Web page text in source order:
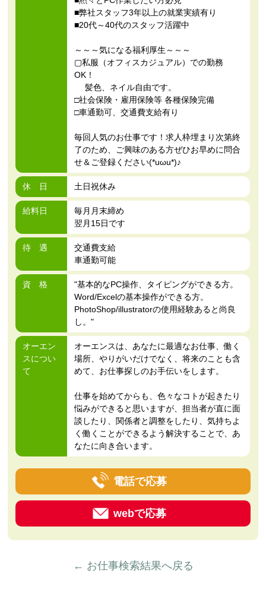
■弊社スタッフ3年以上の就業実績有り
■20代～40代のスタッフ活躍中
～～～気になる福利厚生～～～
▢私服（オフィスカジュアル）での勤務
OK！
髪色、ネイル自由です。
□社会保険・雇用保険等 各種保険完備
□車通勤可、交通費支給有り
毎回人気のお仕事です！求人枠埋まり次第終
了のため、ご興味のある方ぜひお早めに問合
せ＆ご登録ください(*uωu*)♪
休 日 土日祝休み
給料日
毎月月末締め
翌月15日です
待 遇
交通費支給
車通勤可能
資 格
"基本的なPC操作、タイピングができる方。
Word/Excelの基本操作ができる方。
PhotoShop/illustratorの使用経験あると尚良
し。"
オーエン
スについ
て
オーエンスは、あなたに最適なお仕事、働く
場所、やりがいだけでなく、将来のことも含
めて、お仕事探しのお手伝いをします。
仕事を始めてからも、色々なコトが起きたり
悩みができると思いますが、担当者が直に面
談したり、関係者と調整をしたり、気持ちよ
く働くことができるよう解決することで、あ
なたに向き合います。
電話で応募
webで応募
← お仕事検索結果へ戻る